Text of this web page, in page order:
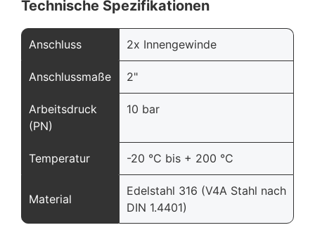
Technische Spezifikationen
Anschluss 2x Innengewinde
Anschlussmaße 2"
Arbeitsdruck
(PN)
10 bar
Temperatur -20 °C bis + 200 °C
Material
Edelstahl 316 (V4A Stahl nach
DIN 1.4401)